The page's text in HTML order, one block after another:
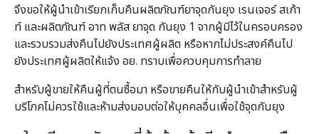
จึงขอให้ผู้นำเข้าเรียกเก็บคืนผลิตภัณฑ์ยาจุดกันยุง เรนเจอร์ สเก้า
ท์ และผลิตภัณฑ์ อาท พลัส ยาจุด กันยุง 1 จากผู้มีไว้ในครอบครอง
และรวบรวมส่งคืนไปยังประเทศผู้ผลิต หรือหากไม่ประสงค์คืนไป
ยังประเทศผู้ผลิตให้แจ้ง อย. ทราบเพื่อควบคุมการทำลาย
สำหรับผู้ขายให้คืนผู้ที่ตนซื้อมา หรือขายคืนให้กับผู้นำเข้าสำหรับผู้
บริโภคไม่ควรใช้และห้ามส่งมอบต่อให้บุคคลอื่นเพื่อใช้จุดกันยุง